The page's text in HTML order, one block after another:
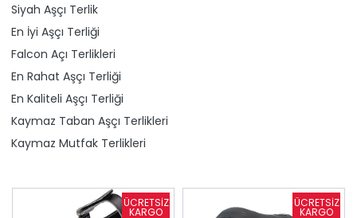
Siyah Aşçı Terlik
En İyi Aşçı Terliği
Falcon Açı Terlikleri
En Rahat Aşçı Terliği
En Kaliteli Aşçı Terliği
Kaymaz Taban Aşçı Terlikleri
Kaymaz Mutfak Terlikleri